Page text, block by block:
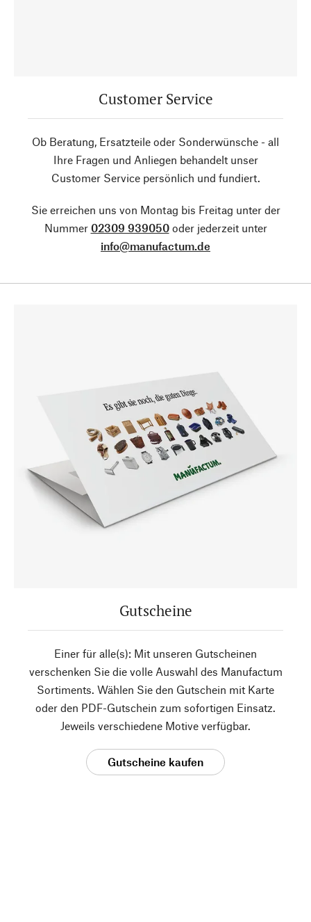
Customer Service
Ob Beratung, Ersatzteile oder Sonderwünsche - all
Ihre Fragen und Anliegen behandelt unser
Customer Service persönlich und fundiert.
Sie erreichen uns von Montag bis Freitag unter der
Nummer 02309 939050oder jederzeit unter
info@manufactum.de
Gutscheine
Einer für alle(s): Mit unseren Gutscheinen
verschenken Sie die volle Auswahl des Manufactum
Sortiments. Wählen Sie den Gutschein mit Karte
oder den PDF-Gutschein zum sofortigen Einsatz.
Jeweils verschiedene Motive verfügbar.
Gutscheine kaufen